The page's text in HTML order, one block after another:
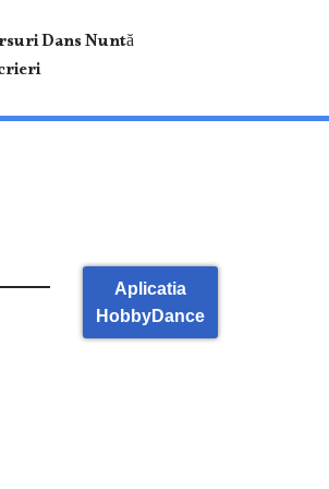
Dans Nuntă
Aplicatia
HobbyDance